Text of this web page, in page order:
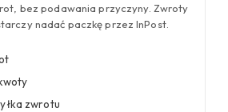
bez podawania przyczyny. Zwroty
nadać paczkę przez InPost.
zwrotu